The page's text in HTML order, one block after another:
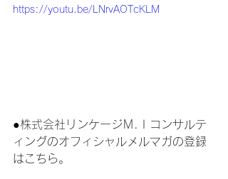
https://youtu.be/LNrvAOTcKLM
●株式会社リンケージＭ.Ｉコンサルテ
ィングのオフィシャルメルマガの登録
はこちら。